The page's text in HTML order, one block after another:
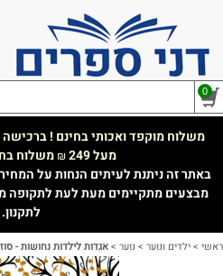
0
משלוח מוקפד ואכותי בחינם ! ברכישה
מעל 249
₪משלוח
באתר זה ניתנת לעיתים הנחות על
מבצעים מתקיימים מעת לעת לתקופה
לתקנון.
ראשי >ילדים ונוער > נוער >אגדות לילדות נחושות -